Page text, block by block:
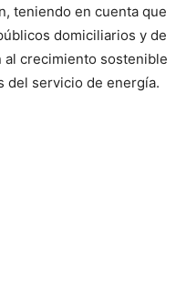
teniendo en cuenta que
domiciliarios y de
al crecimiento sostenible
del servicio de energía.